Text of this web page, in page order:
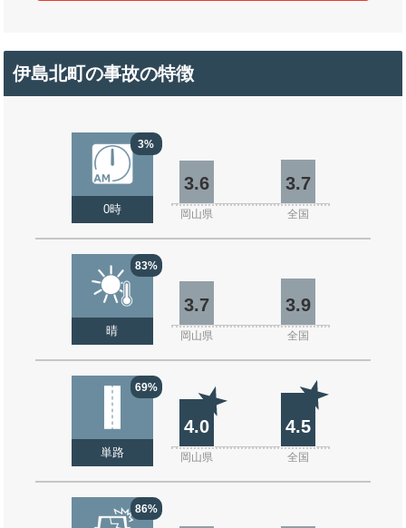
伊島北町の事故の特徴
3%
0時
3.6 3.7
岡山県 全国
83%
晴
3.7 3.9
岡山県 全国
69%
単路
4.0 4.5
岡山県 全国
86%